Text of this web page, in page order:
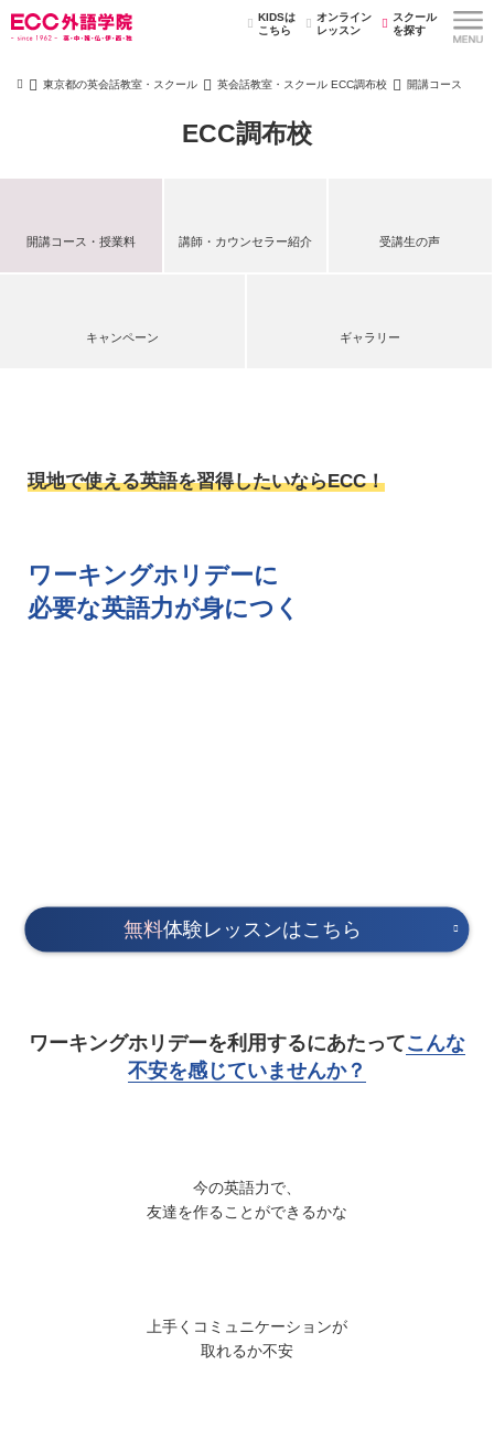
KIDSは
こちら
オンライン
レッスン
スクール
を探す
東京都の英会話教室・スクール 英会話教室・スクール ECC調布校 開講コース
ECC調布校
開講コース・授業料 講師・カウンセラー紹介 受講生の声
キャンペーン ギャラリー
現地で使える英語を習得したいならECC！
ワーキングホリデーに
必要な英語力が身につく
無料体験レッスンはこちら
ワーキングホリデーを利用するにあたってこんな
不安を感じていませんか？
今の英語力で、
友達を作ることができるかな
上手くコミュニケーションが
取れるか不安